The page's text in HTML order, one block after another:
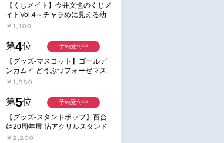
【くじメイト】今井文也のくじメ
イトVol.4～チャラめに見える幼
馴染、実は一途で独占欲が強いん
￥1,100
第4位
【グッズ-マスコット】ゴールデ
ンカムイ どうぶつフォーゼマス
コット 5.月島軍曹【再販】
￥1,980
予約受付中
第5位
【グッズ-スタンドポップ】百合
姫20周年展 箔アクリルスタンド
E：あおのなち
￥2,200
予約受付中